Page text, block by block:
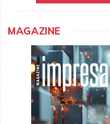
MAGAZINE